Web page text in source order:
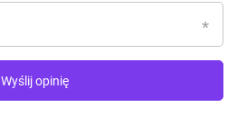
Wyślij opinię